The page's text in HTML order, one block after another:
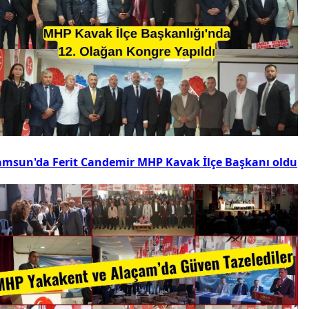
Ferit Candemir MHP Kavak İlçe Başkanı oldu